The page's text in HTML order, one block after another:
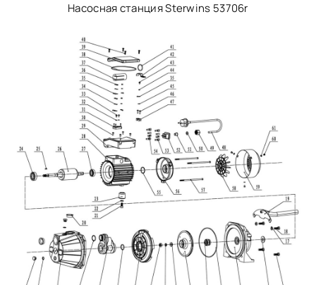
Насосная станция Sterwins 53706r